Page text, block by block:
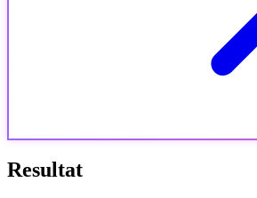
Resultat